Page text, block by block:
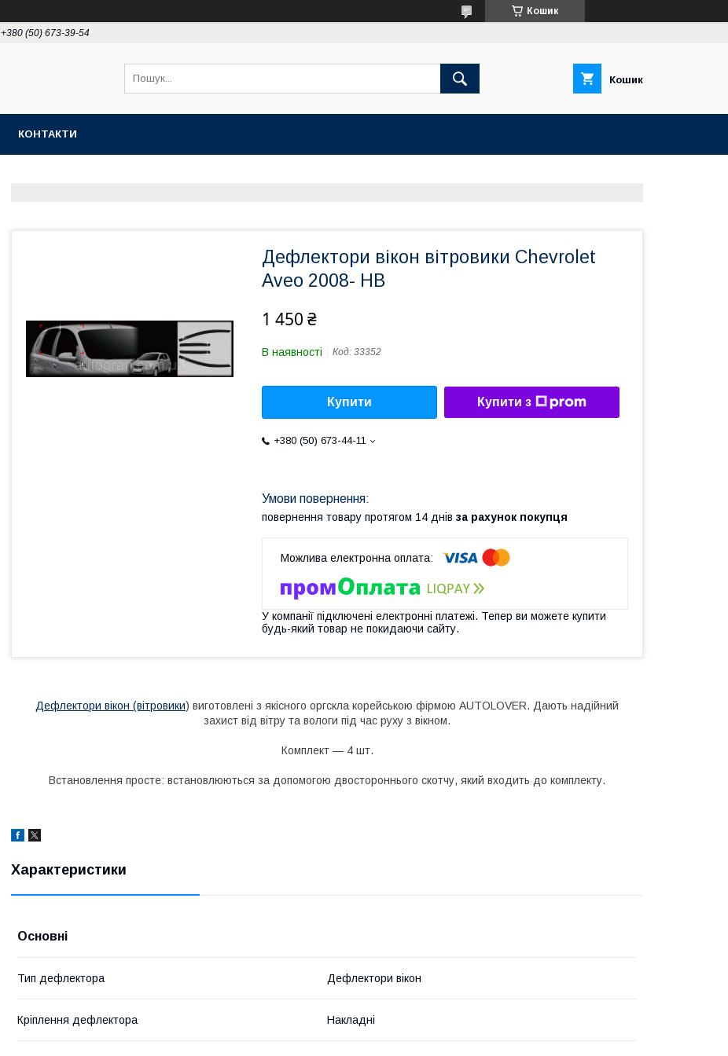
Кошик
+380 (50) 673-39-54
Кошик
КОНТАКТИ
Дефлектори вікон вітровики Chevrolet
Aveo 2008- HB
1 450 ₴
В наявності Код: 33352
Купити Купити з
+380 (50) 673-44-11
повернення товару протягом 14 днів за рахунок покупця
У компанії підключені електронні платежі. Тепер ви можете купити
будь-який товар не покидаючи сайту.
Дефлектори вікон (вітровики) виготовлені з якісного оргскла корейською фірмою AUTOLOVER. Дають надійний
захист від вітру та вологи під час руху з вікном.
Комплект — 4 шт.
Встановлення просте: встановлюються за допомогою двостороннього скотчу, який входить до комплекту.
Характеристики
Основні
Тип дефлектора Дефлектори вікон
Кріплення дефлектора Накладні